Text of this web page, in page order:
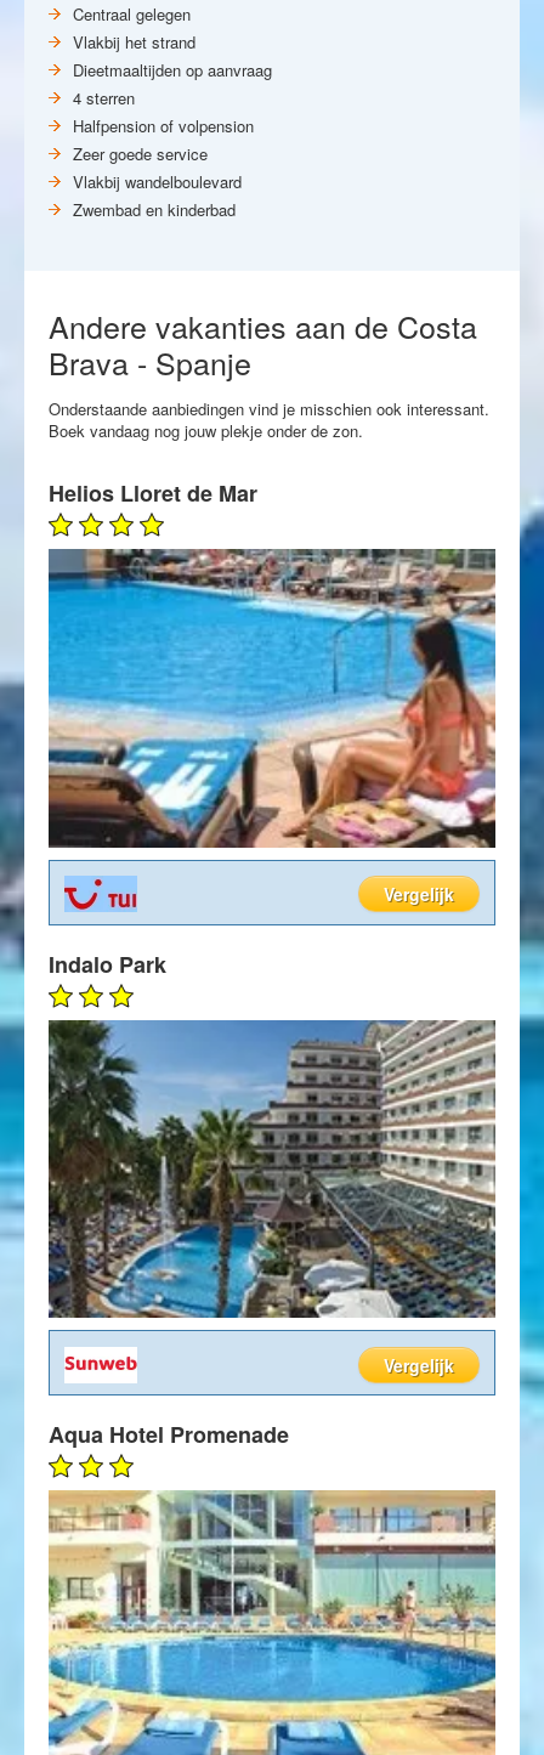
Centraal gelegen
Vlakbij het strand
Dieetmaaltijden op aanvraag
4 sterren
Halfpension of volpension
Zeer goede service
Vlakbij wandelboulevard
Zwembad en kinderbad
Andere vakanties aan de Costa
Brava - Spanje
Onderstaande aanbiedingen vind je misschien ook interessant.
Boek vandaag nog jouw plekje onder de zon.
Helios Lloret de Mar
Vergelijk
Indalo Park
Vergelijk
Aqua Hotel Promenade